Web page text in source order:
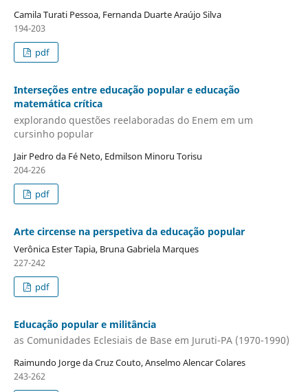
Camila Turati Pessoa, Fernanda Duarte Araújo Silva
194-203
pdf
Interseções entre educação popular e educação
matemática crítica
explorando questões reelaboradas do Enem em um
cursinho popular
Jair Pedro da Fé Neto, Edmilson Minoru Torisu
204-226
pdf
Arte circense na perspetiva da educação popular
Verônica Ester Tapia, Bruna Gabriela Marques
227-242
pdf
Educação popular e militância
as Comunidades Eclesiais de Base em Juruti-PA (1970-1990)
Raimundo Jorge da Cruz Couto, Anselmo Alencar Colares
243-262